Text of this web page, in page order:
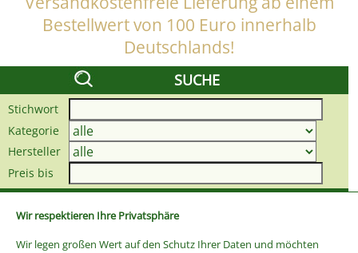
Wir respektieren Ihre Privatsphäre
Wir legen großen Wert auf den Schutz Ihrer Daten und möchten
Bestellwert von 100 Euro innerhalb
Deutschlands!
SUCHE
Stichwort
Kategorie
Hersteller
Preis bis